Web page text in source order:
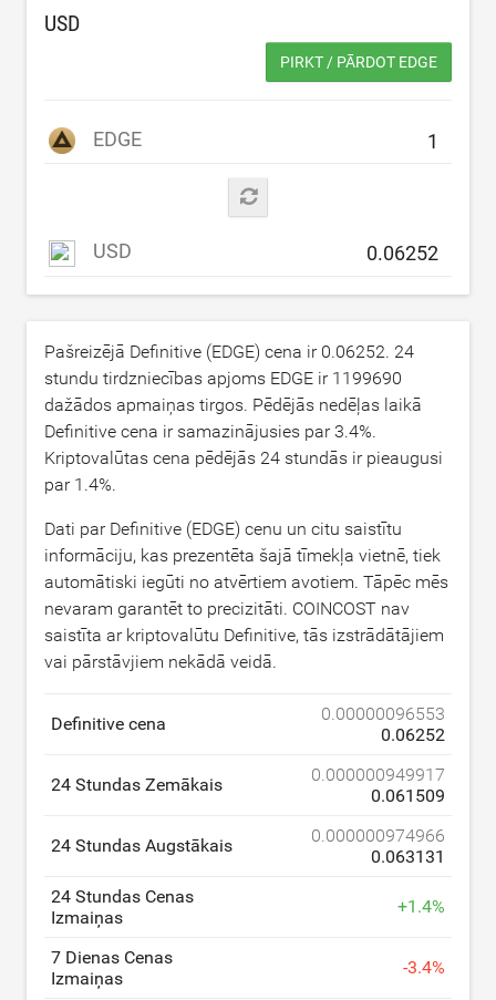
USD
PIRKT / PĀRDOT EDGE
EDGE
USD
Pašreizējā Definitive (EDGE) cena ir 0.06252. 24
stundu tirdzniecības apjoms EDGE ir 1199690
dažādos apmaiņas tirgos. Pēdējās nedēļas laikā
Definitive cena ir samazinājusies par3.4%.
Kriptovalūtas cena pēdējās 24 stundās ir pieaugusi
par 1.4%.
Dati par Definitive (EDGE) cenu un citu saistītu
informāciju, kas prezentēta šajā tīmekļa vietnē, tiek
automātiski iegūti no atvērtiem avotiem. Tāpēc mēs
nevaram garantēt to precizitāti. COINCOST nav
saistīta ar kriptovalūtu Definitive, tās izstrādātājiem
vai pārstāvjiem nekādā veidā.
Definitive cena
0.00000096553
0.06252
24 Stundas Zemākais
0.000000949917
0.061509
24 Stundas Augstākais
0.000000974966
0.063131
24 Stundas Cenas
Izmaiņas
+1.4%
7 Dienas Cenas
Izmaiņas
-3.4%